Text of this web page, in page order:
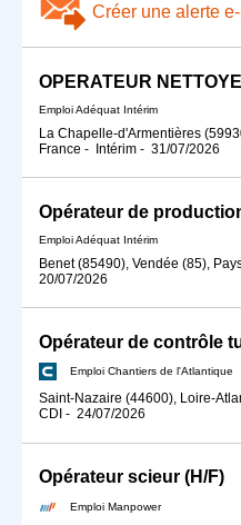
Créer une alerte e-
OPERATEUR
Emploi Adéquat Intérim
La Chapelle-d'Armentières
France - Intérim - 31/07/2026
Opérateur de
Emploi Adéquat Intérim
Benet (85490), Vendée (85),
20/07/2026
Opérateur de contrôle
Emploi Chantiers de l'Atlantique
Saint-Nazaire (44600), Loire-
CDI - 24/07/2026
Opérateur scieur (H/F)
Emploi Manpower